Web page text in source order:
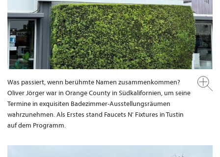
Was passiert, wenn berühmte Namen zusammenkommen?
Oliver Jörger war in Orange County in Südkalifornien, um seine
Termine in exquisiten Badezimmer-Ausstellungsräumen
wahrzunehmen. Als Erstes stand Faucets N' Fixtures in Tustin
auf dem Programm.